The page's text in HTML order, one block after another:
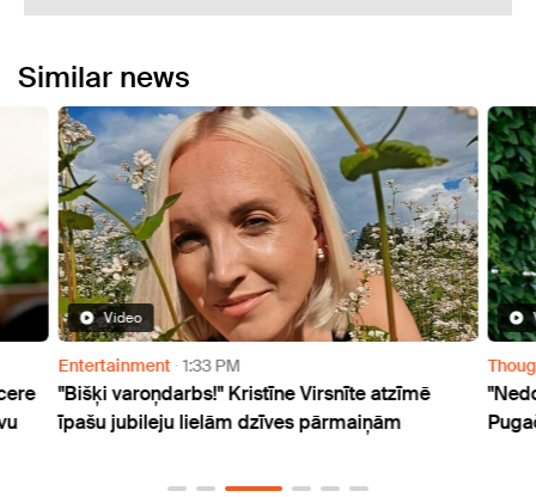
Similar news
Video
Entertainment 1:33 PM
"Bišķi varoņdarbs!" Kristīne Virsnīte atzīmē
īpašu jubileju lielām dzīves pārmaiņām